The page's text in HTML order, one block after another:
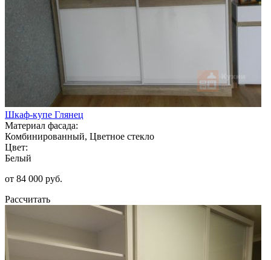
Шкаф-купе Глянец
Материал фасада:
Комбинированный, Цветное стекло
Цвет:
Белый
от 84 000 руб.
Рассчитать